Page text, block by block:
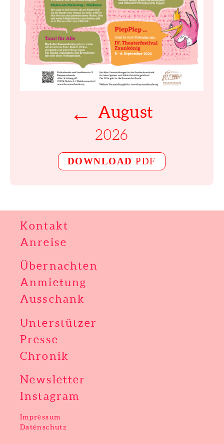
← August
2026
DOWNLOAD PDF
Kontakt
Anreise
Übernachten
Anmietung
Ausschank
Unterstützer
Presse
Chronik
Newsletter
Instagram
Impressum
Datenschutz